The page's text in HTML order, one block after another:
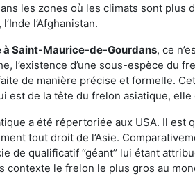
les zones où les climats sont
l’Afghanistan.
à Saint-Maurice-de-Gourdans, ce
l’existence d’une sous-espèce du
de manière précise et formelle.
est de la tête du frelon asiatique,
a été répertoriée aux USA. Il
tout droit de l’Asie.
de qualificatif ‘’géant’’ lui étant
contexte le frelon le plus gros au